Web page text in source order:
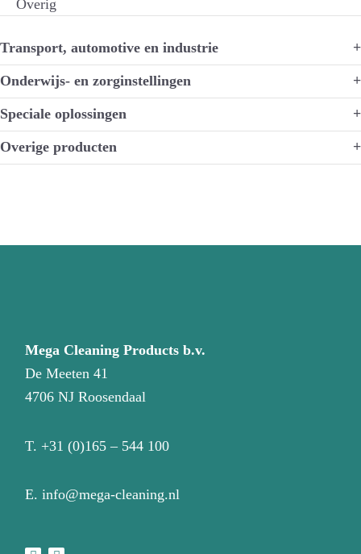
Overig
Transport, automotive en industrie +
Onderwijs- en zorginstellingen +
Speciale oplossingen +
Overige producten +
Mega Cleaning Products b.v.
De Meeten 41
4706 NJ Roosendaal
T. +31 (0)165 – 544 100
E.info@mega-cleaning.nl